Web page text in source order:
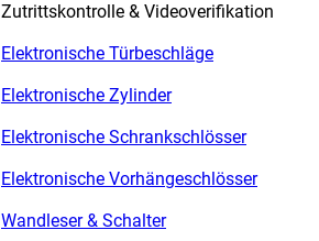
Zutrittskontrolle & Videoverifikation
Elektronische Türbeschläge
Elektronische Zylinder
Elektronische Schrankschlösser
Elektronische Vorhängeschlösser
Wandleser & Schalter